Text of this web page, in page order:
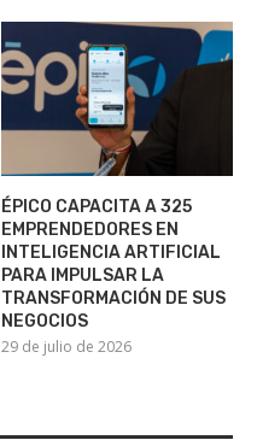
ÉPICO CAPACITA A 325
EMPRENDEDORES EN
INTELIGENCIA ARTIFICIAL
PARA IMPULSAR LA
TRANSFORMACIÓN DE SUS
NEGOCIOS
29 de julio de 2026